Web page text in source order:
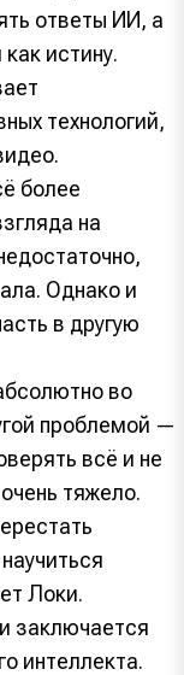
ответы ИИ, а
истину.
технологий,
более
на
Однако и
в другую
во
проблемой —
всё и не
тяжело.
Локи.
заключается
интеллекта.